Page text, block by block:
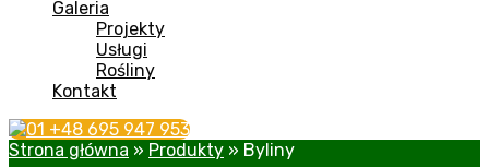
Galeria
Projekty
Usługi
Rośliny
Kontakt
+48 695 947 953
Strona główna » Produkty » Byliny